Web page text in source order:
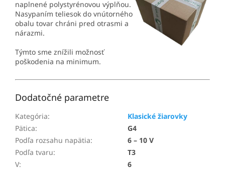
naplnené polystyrénovou výplňou.
Nasypaním teliesok do vnútorného
obalu tovar chráni pred otrasmi a
nárazmi.
Týmto sme znížili možnosť
poškodenia na minimum.
Dodatočné parametre
Kategória:
Klasické žiarovky
Pätica:
G4
Podľa rozsahu napätia:
6 – 10 V
Podľa tvaru:
T3
V: 6